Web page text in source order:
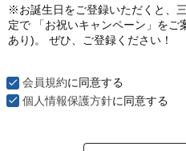
※お誕生日をご登録いただくと、
定で 「お祝いキャンペーン」をご
あり)。 ぜひ、ご登録ください！
会員規約に同意する
個人情報保護方針に同意する